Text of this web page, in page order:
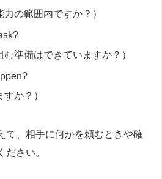
力の範囲内ですか？）
む準備はできていますか？）
すか？）
て、相手に何かを頼むときや確
さい。